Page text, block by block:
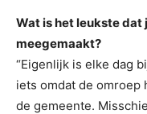
Wat is het leukste dat
meegemaakt?
“Eigenlijk is elke dag
iets omdat de omroep
de gemeente.